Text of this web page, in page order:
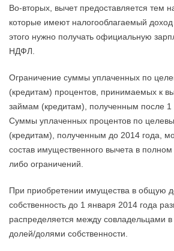
Во-вторых, вычет предоставляется тем
которые имеют налогооблагаемый
этого нужно получать официальную
НДФЛ.
Ограничение суммы уплаченных по
(кредитам) процентов, принимаемых к
займам (кредитам), полученным после 1
Суммы уплаченных процентов по
(кредитам), полученным до 2014 года,
состав имущественного вычета в полном
либо ограничений.
При приобретении имущества в общую
собственность до 1 января 2014 года
распределяется между совладельцами в
долей/долями собственности.